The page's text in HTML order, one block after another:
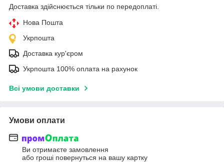
Доставка здійснюється тільки по передоплаті.
Нова Пошта
Укрпошта
Доставка кур'єром
Укрпошта 100% оплата на рахунок
Всі умови доставки
Умови оплати
Ви отримаєте замовлення
або гроші повернуться на вашу картку